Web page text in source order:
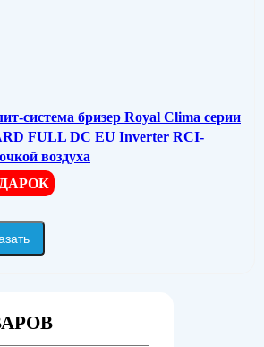
система бризер Royal Clima серии
FULL DC EU Inverter RCI-
воздуха